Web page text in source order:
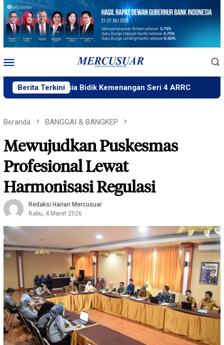
Loncat
konten
Mobile
Berita Terkini
Bidik Kemenangan Seri 4 ARRC Rizky
Beranda BANGGAI & BANGKEP
Mewujudkan Puskesmas
Profesional Lewat
Harmonisasi Regulasi
Redaksi Harian Mercusuar
Rabu, 4 Maret 2026